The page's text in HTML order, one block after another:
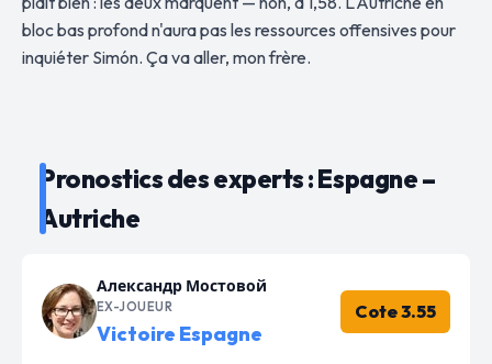
bloc bas profond n'aura pas les ressources offensives pour
inquiéter Simón. Ça va aller, mon frère.
Pronostics des experts : Espagne –
Autriche
Александр Мостовой
EX-JOUEUR
Victoire Espagne
Cote 3.55